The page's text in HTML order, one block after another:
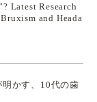
Latest Research
and Heada
かす、10代の歯